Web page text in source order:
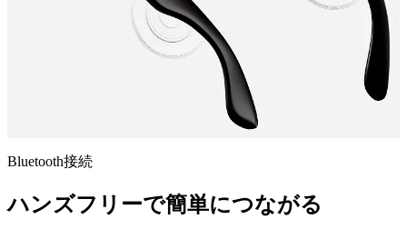
Bluetooth接続
ハンズフリーで簡単につながる